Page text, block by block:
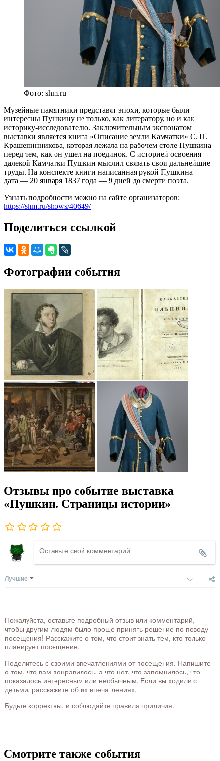
Фото: shm.ru
Музейные памятники представят эпохи, которые были
интересны Пушкину не только, как литератору, но и как
историку-исследователю. Заключительным экспонатом
выставки является книга «Описание земли Камчатки» С. П.
Крашенинникова, которая лежала на рабочем столе Пушкина
перед тем, как он ушел на поединок. С историей освоения
далекой Камчатки Пушкин мыслил связать свои дальнейшие
труды. На конспекте книги написанная рукой Пушкина
дата — 20 января 1837 года — 9 дней до смерти поэта.
Узнать подробности можно на сайте организаторов:
https://shm.ru/shows/40649/
Поделиться ссылкой
Фотографии события
Отзывы про событие выставка
«Пушкин. Страницы истории»
Лучшие
Пожалуйста, оставьте подробный отзыв или комментарий,
чтобы другим людям было проще принять решение по поводу
посещения! Расскажите о том, что стоит знать тем, кто только
планирует посещение.
Поделитесь с своими впечатлениями от посещения. Напишите
о том, что вам понравилось, а что нет, что запомнилось, что
показалось интересным или необычным. Если вы ходили с
детьми, расскажите об их впечатлениях.
Будьте корректны, и соблюдайте правила приличия.
Смотрите также события